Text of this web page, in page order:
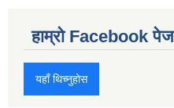
हाम्रो Facebook पेज
यहाँ थिच्नुहोस